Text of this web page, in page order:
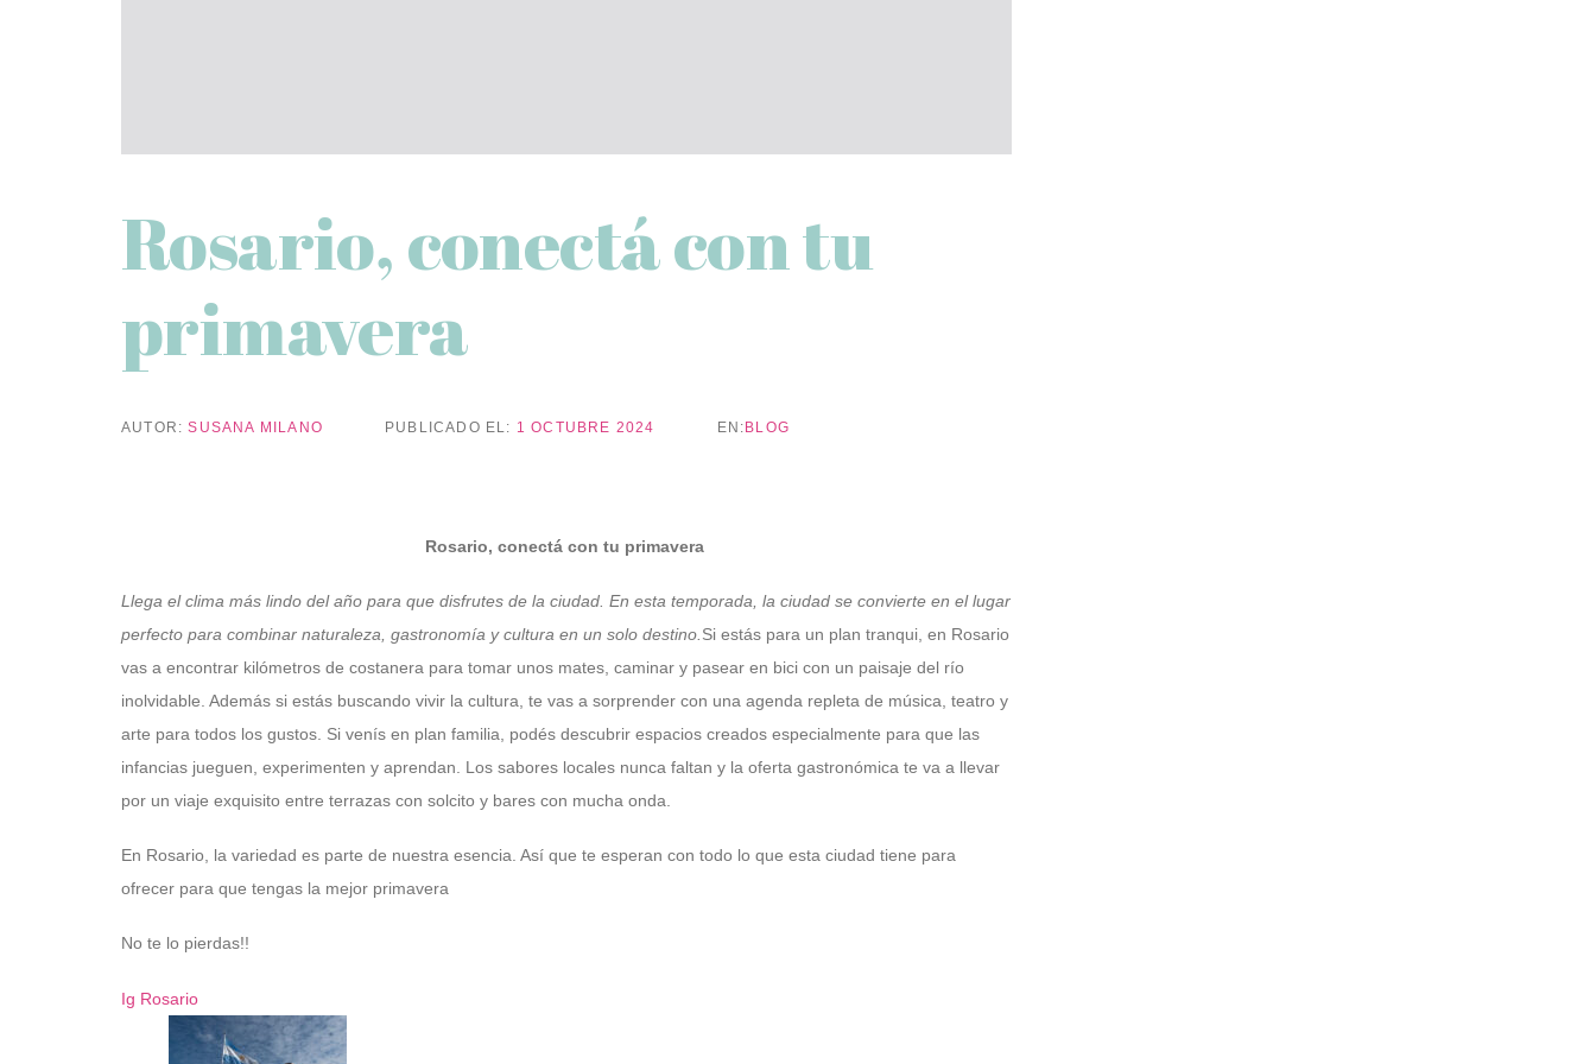
Rosario, conectá con tu
primavera
AUTOR:SUSANA MILANO PUBLICADO EL: 1 OCTUBRE 2024 EN:BLOG
Rosario, conectá con tu primavera
Llega el clima más lindo del año para que disfrutes de la ciudad. En esta temporada, la ciudad se convierte en el lugar
perfecto para combinar naturaleza, gastronomía y cultura en un solo destino. Si estás para un plan tranqui, en Rosario
vas a encontrar kilómetros de costanera para tomar unos mates, caminar y pasear en bici con un paisaje del río
inolvidable. Además si estás buscando vivir la cultura, te vas a sorprender con una agenda repleta de música, teatro y
arte para todos los gustos. Si venís en plan familia, podés descubrir espacios creados especialmente para que las
infancias jueguen, experimenten y aprendan. Los sabores locales nunca faltan y la oferta gastronómica te va a llevar
por un viaje exquisito entre terrazas con solcito y bares con mucha onda.
En Rosario, la variedad es parte de nuestra esencia. Así que te esperan con todo lo que esta ciudad tiene para
ofrecer para que tengas la mejor primavera
No te lo pierdas!!
Ig Rosario